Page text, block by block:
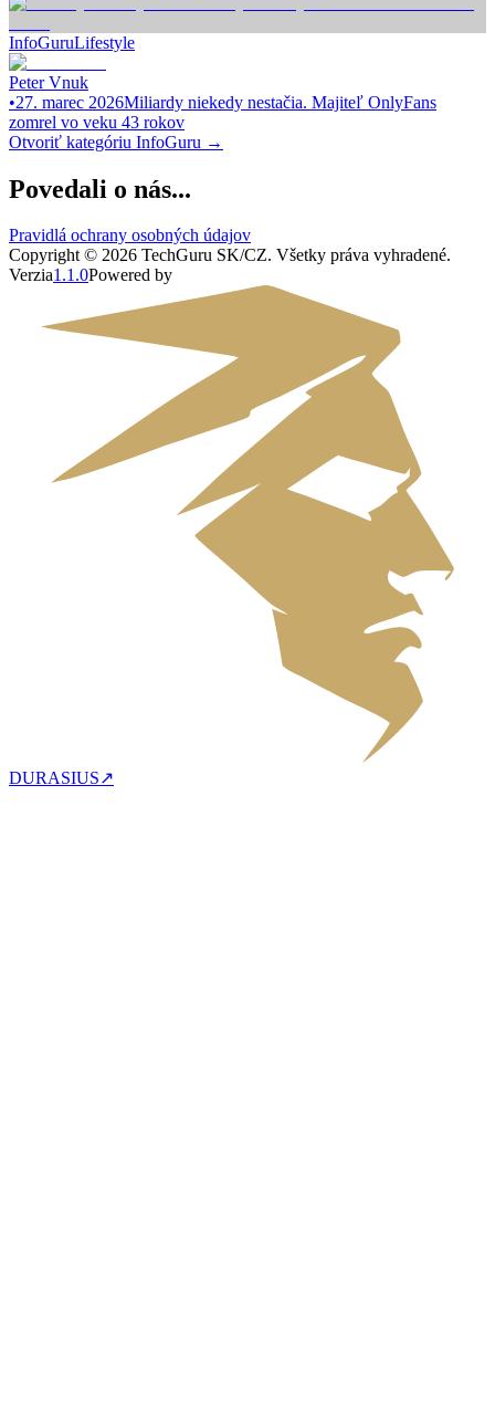
InfoGuruLifestyle
Peter Vnuk
•27. marec 2026Miliardy niekedy nestačia. Majiteľ OnlyFans
zomrel vo veku 43 rokov
Otvoriť kategóriu InfoGuru →
Povedali o nás...
Pravidlá ochrany osobných údajov
Copyright © 2026 TechGuru SK/CZ. Všetky práva vyhradené.
Verzia1.1.0Powered by
DURASIUS↗